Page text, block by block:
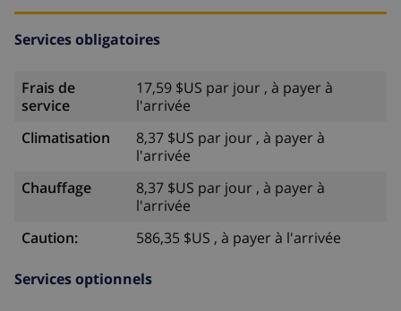
Services obligatoires
Frais de
service
17,59 $US par jour , à payer à
l'arrivée
Climatisation
8,37 $US par jour , à payer à
l'arrivée
Chauffage
8,37 $US par jour , à payer à
l'arrivée
Caution:
586,35 $US , à payer à l'arrivée
Services optionnels